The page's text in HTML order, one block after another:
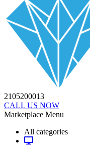
2105200013
CALL US NOW
Marketplace Menu
All categories